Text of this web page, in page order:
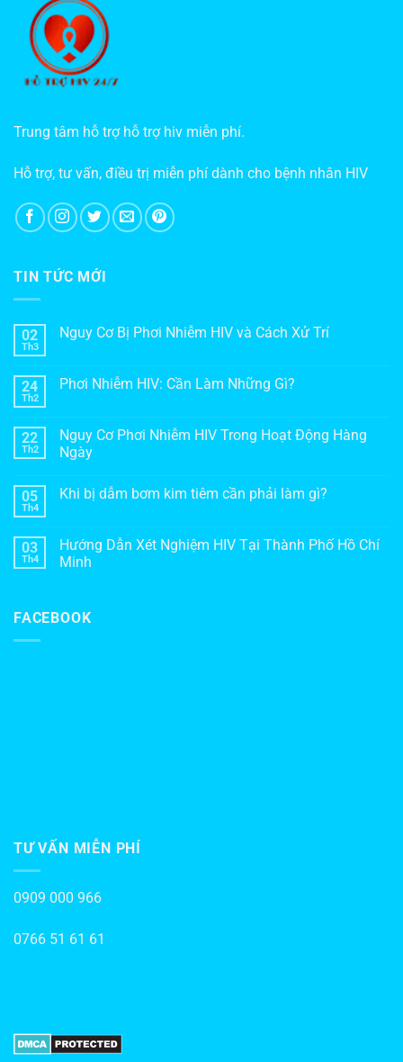
Trung tâm hỗ trợ hỗ trợ hiv miễn phí.
Hỗ trợ, tư vấn, điều trị miễn phí dành cho bệnh nhân HIV
TIN TỨC MỚI
02
Th3
Nguy Cơ Bị Phơi Nhiễm HIV và Cách Xử Trí
24
Th2
Phơi Nhiễm HIV: Cần Làm Những Gì?
22
Th2
Nguy Cơ Phơi Nhiễm HIV Trong Hoạt Động Hàng
Ngày
05
Th4
Khi bị dẫm bơm kim tiêm cần phải làm gì?
03
Th4
Hướng Dẫn Xét Nghiệm HIV Tại Thành Phố Hồ Chí
Minh
FACEBOOK
TƯ VẤN MIỄN PHÍ
0909 000 966
0766 51 61 61